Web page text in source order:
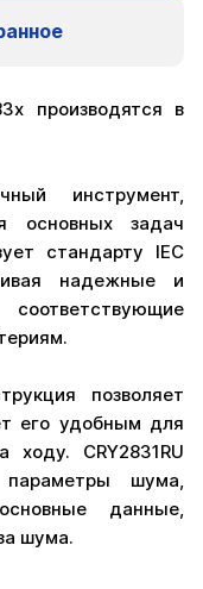
производятся в
инструмент,
основных задач
стандарту IEC
надежные и
позволяет
его удобным для
CRY2831RU
параметры шума,
данные,
шума.